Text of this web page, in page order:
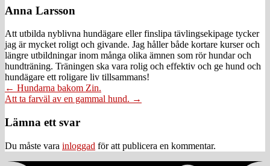
Anna Larsson
Att utbilda nyblivna hundägare eller finslipa tävlingsekipage tycker
jag är mycket roligt och givande. Jag håller både kortare kurser och
längre utbildningar inom många olika ämnen som rör hundar och
hundträning. Träningen ska vara rolig och effektiv och ge hund och
hundägare ett roligare liv tillsammans!
Posts
navigation
← Hundarna bakom Zin.
Att ta farväl av en gammal hund. →
Läsarkommentarer
Lämna ett svar
Du måste vara inloggad för att publicera en kommentar.